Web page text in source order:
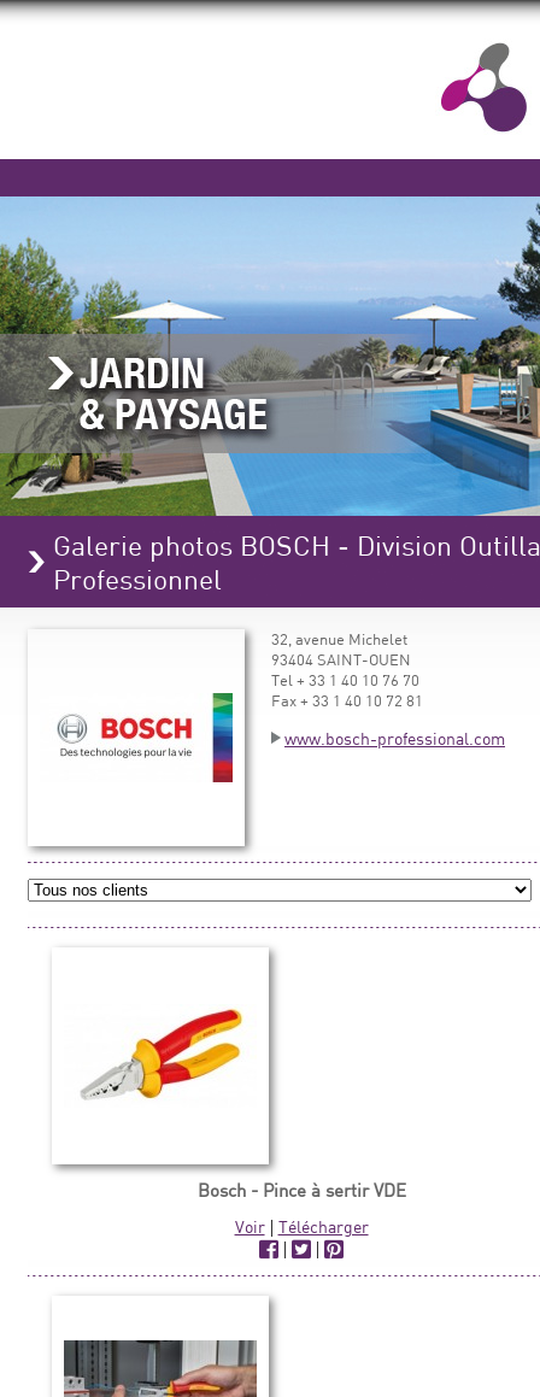
Galerie photos BOSCH - Division
Professionnel
32, avenue Michelet
93404 SAINT-OUEN
Tel + 33 1 40 10 76 70
Fax + 33 1 40 10 72 81
www.bosch-professional.com
Bosch - Pince à sertir VDE
Voir| Télécharger
|
|